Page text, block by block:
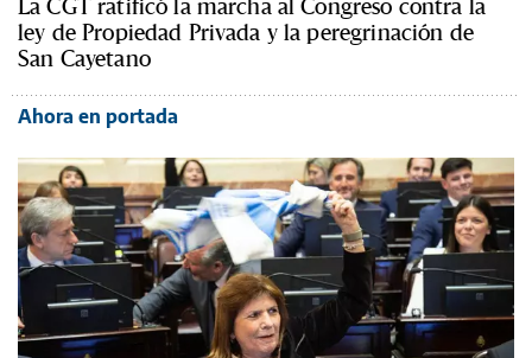
ley de Propiedad Privada y la peregrinación de
San Cayetano
Ahora en portada